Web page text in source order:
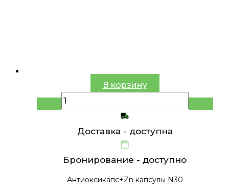
В корзину
Доставка - доступна
Бронирование - доступно
Антиоксикапс+Zn капсулы N30